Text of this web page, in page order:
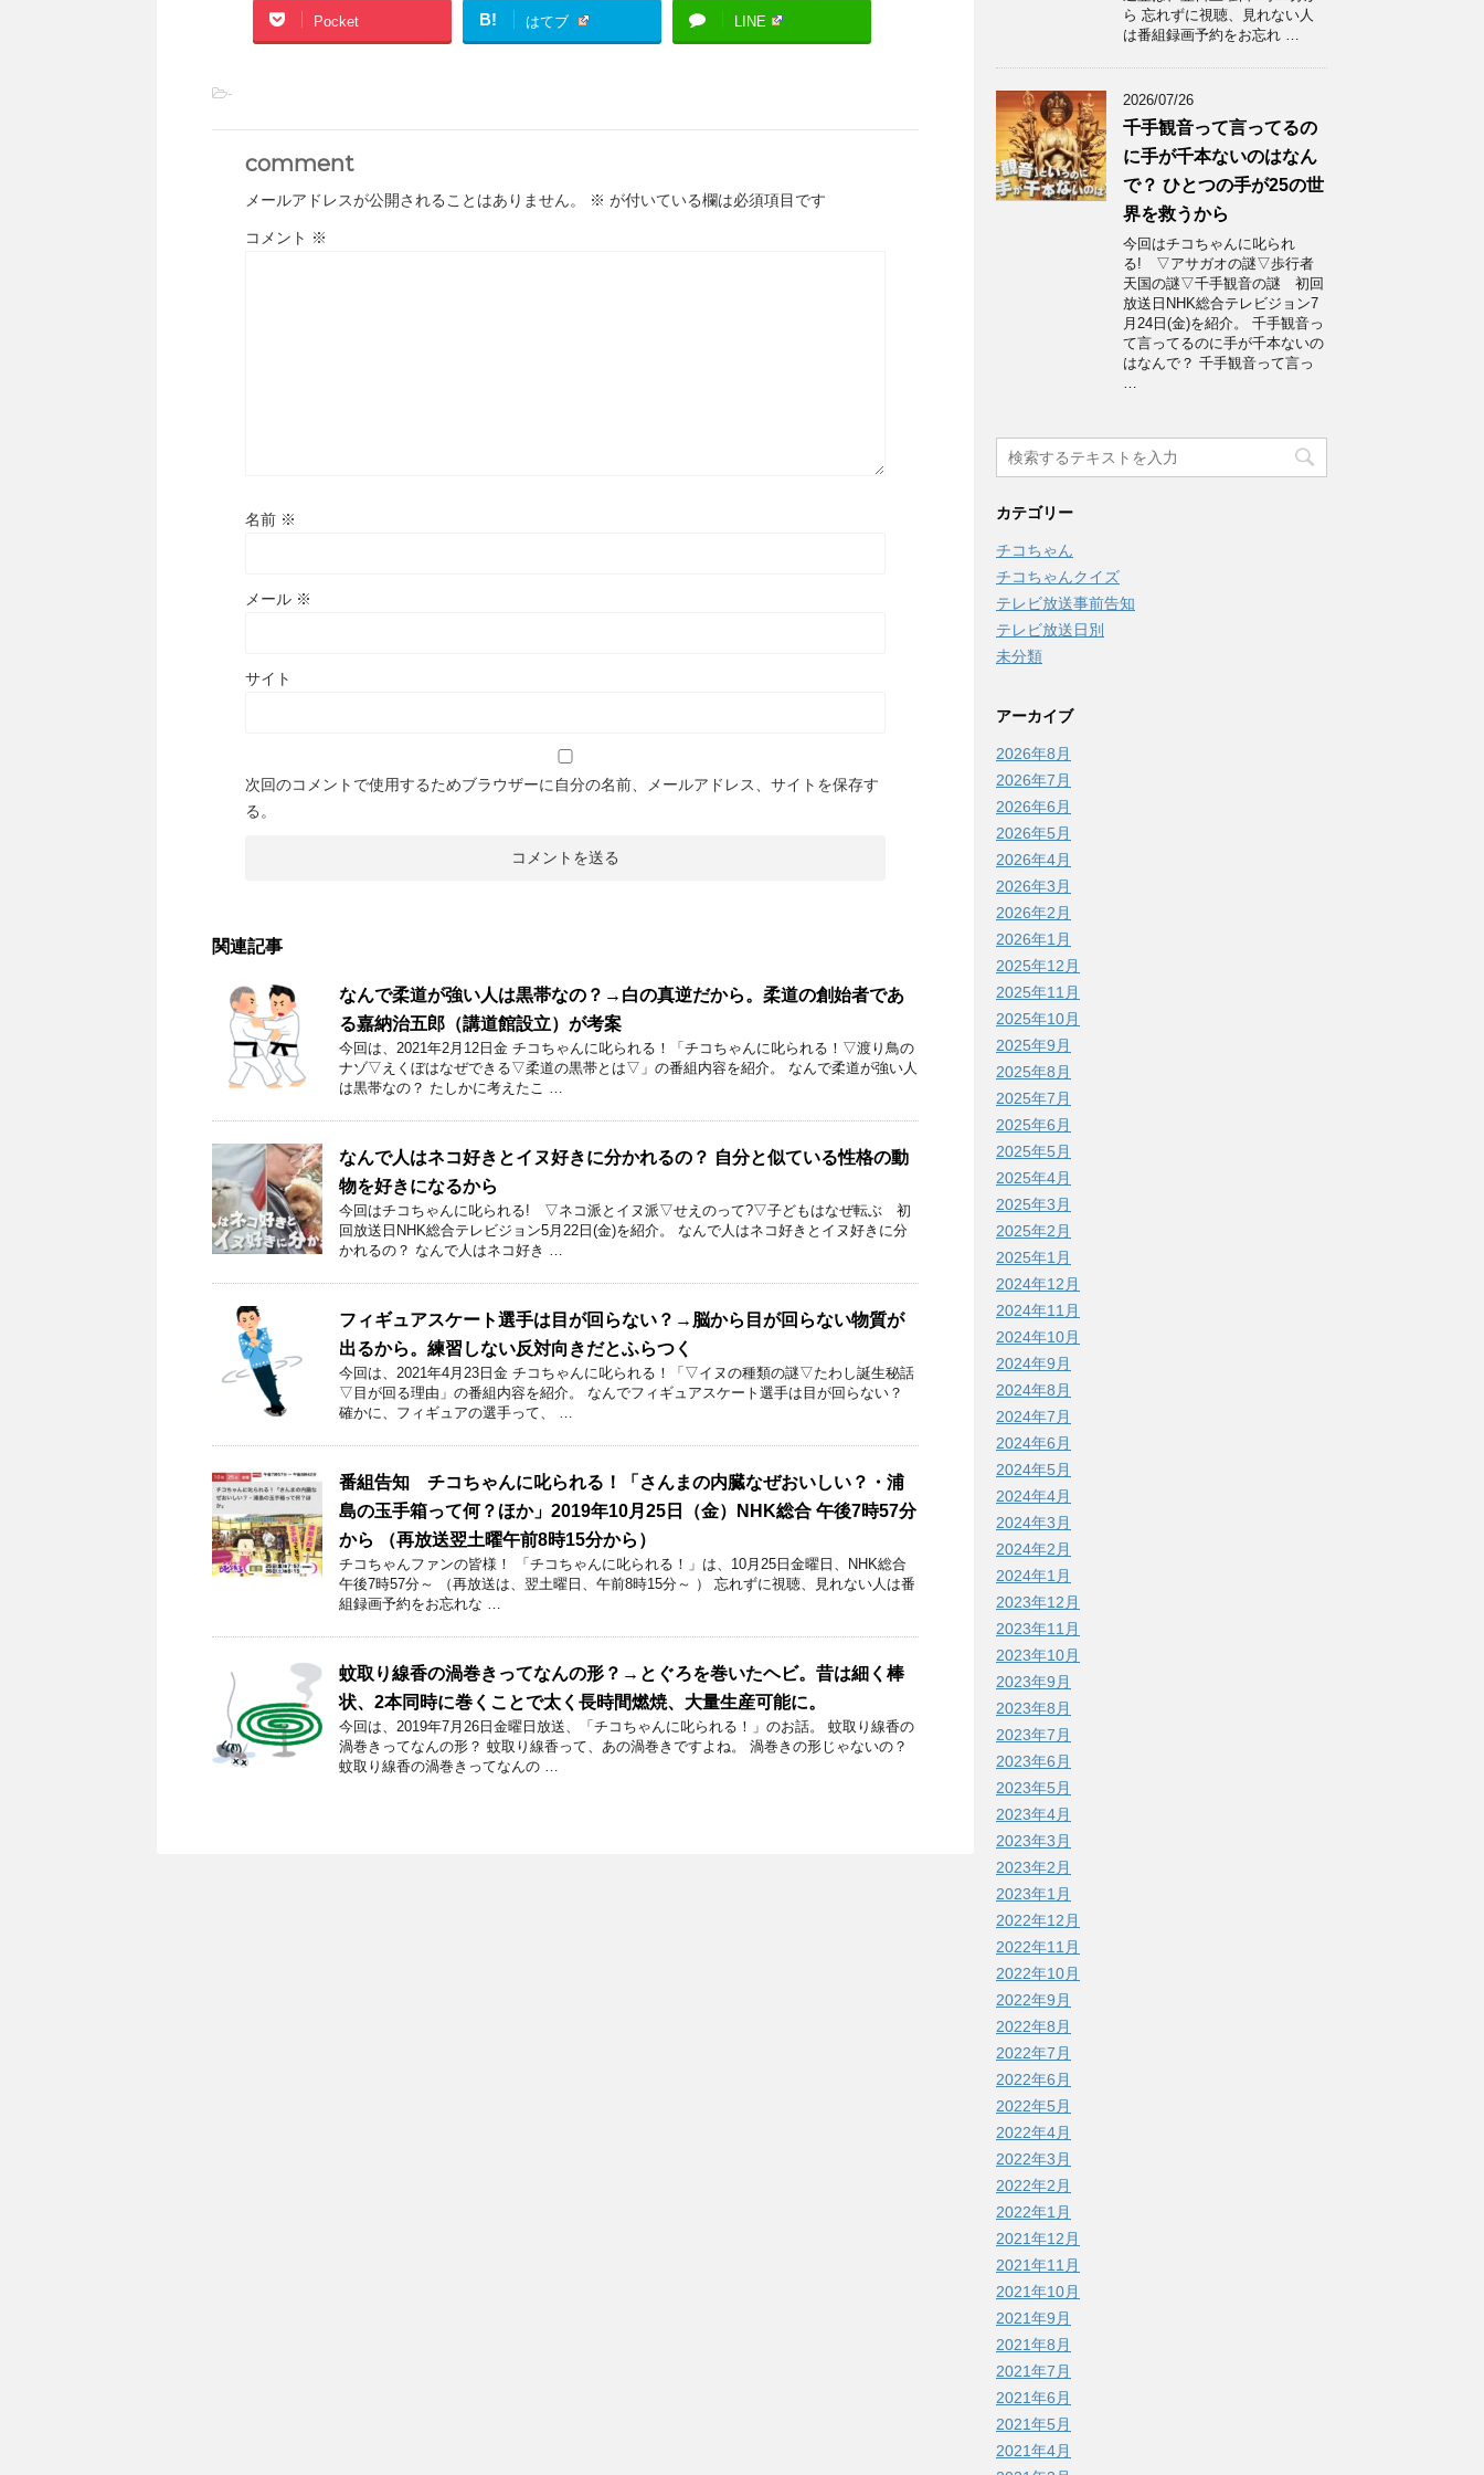
Pocket B! はてブ LINE
-
comment
メールアドレスが公開されることはありません。 ※ が付いている欄は必須項目です
コメント ※
名前 ※
メール ※
サイト
次回のコメントで使用するためブラウザーに自分の名前、メールアドレス、サイトを保存す
る。
関連記事
なんで柔道が強い人は黒帯なの？→白の真逆だから。柔道の創始者であ
る嘉納治五郎（講道館設立）が考案
今回は、2021年2月12日金 チコちゃんに叱られる！「チコちゃんに叱られる！▽渡り鳥の
ナゾ▽えくぼはなぜできる▽柔道の黒帯とは▽」の番組内容を紹介。 なんで柔道が強い人
は黒帯なの？ たしかに考えたこ …
なんで人はネコ好きとイヌ好きに分かれるの？ 自分と似ている性格の動
物を好きになるから
今回はチコちゃんに叱られる! ▽ネコ派とイヌ派▽せえのって?▽子どもはなぜ転ぶ 初
回放送日NHK総合テレビジョン5月22日(金)を紹介。 なんで人はネコ好きとイヌ好きに分
かれるの？ なんで人はネコ好き …
フィギュアスケート選手は目が回らない？→脳から目が回らない物質が
出るから。練習しない反対向きだとふらつく
今回は、2021年4月23日金 チコちゃんに叱られる！「▽イヌの種類の謎▽たわし誕生秘話
▽目が回る理由」の番組内容を紹介。 なんでフィギュアスケート選手は目が回らない？
確かに、フィギュアの選手って、 …
番組告知 チコちゃんに叱られる！「さんまの内臓なぜおいしい？・浦
島の玉手箱って何？ほか」2019年10月25日（金）NHK総合 午後7時57分
から （再放送翌土曜午前8時15分から）
チコちゃんファンの皆様！ 「チコちゃんに叱られる！」​は、10月25日金曜日、NHK総合
午後7時57分～ （再放送は、翌土曜日、午前8時15分～ ） 忘れずに視聴、見れない人は番
組録画予約をお忘れな …
蚊取り線香の渦巻きってなんの形？→とぐろを巻いたヘビ。昔は細く棒
状、2本同時に巻くことで太く長時間燃焼、大量生産可能に。
今回は、2019年7月26日金曜日放送、「チコちゃんに叱られる！」のお話。 蚊取り線香の
渦巻きってなんの形？ 蚊取り線香って、あの渦巻きですよね。 渦巻きの形じゃないの？
蚊取り線香の渦巻きってなんの …
ら 忘れずに視聴、見れない人
は番組録画予約をお忘れ …
2026/07/26
千手観音って言ってるの
に手が千本ないのはなん
で？ ひとつの手が25の世
界を救うから
今回はチコちゃんに叱られ
る! ▽アサガオの謎▽歩行者
天国の謎▽千手観音の謎 初回
放送日NHK総合テレビジョン7
月24日(金)を紹介。 千手観音っ
て言ってるのに手が千本ないの
はなんで？ 千手観音って言っ
…
カテゴリー
チコちゃん
チコちゃんクイズ
テレビ放送事前告知
テレビ放送日別
未分類
アーカイブ
2026年8月
2026年7月
2026年6月
2026年5月
2026年4月
2026年3月
2026年2月
2026年1月
2025年12月
2025年11月
2025年10月
2025年9月
2025年8月
2025年7月
2025年6月
2025年5月
2025年4月
2025年3月
2025年2月
2025年1月
2024年12月
2024年11月
2024年10月
2024年9月
2024年8月
2024年7月
2024年6月
2024年5月
2024年4月
2024年3月
2024年2月
2024年1月
2023年12月
2023年11月
2023年10月
2023年9月
2023年8月
2023年7月
2023年6月
2023年5月
2023年4月
2023年3月
2023年2月
2023年1月
2022年12月
2022年11月
2022年10月
2022年9月
2022年8月
2022年7月
2022年6月
2022年5月
2022年4月
2022年3月
2022年2月
2022年1月
2021年12月
2021年11月
2021年10月
2021年9月
2021年8月
2021年7月
2021年6月
2021年5月
2021年4月